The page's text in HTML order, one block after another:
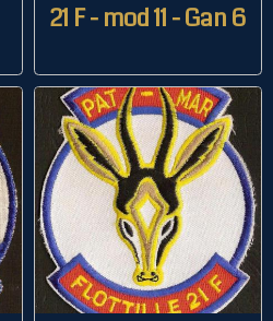
21 F - mod 11 - Gan 6